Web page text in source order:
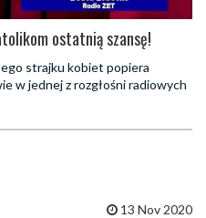
ostatnią szansę!
strajku kobiet popiera
w jednej z rozgłośni radiowych
13 Nov 2020